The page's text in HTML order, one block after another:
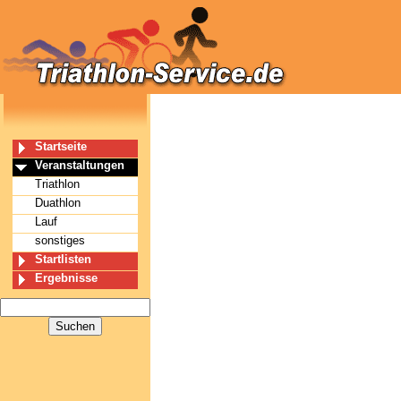
Startseite
Veranstaltungen
Triathlon
Duathlon
Lauf
sonstiges
Startlisten
Ergebnisse